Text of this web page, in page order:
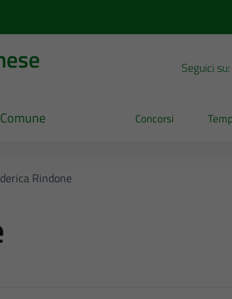
Seguici su:
Concorsi
Rindone